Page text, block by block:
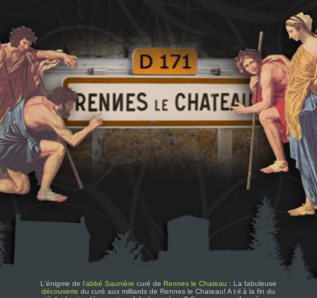
L'énigme de l'abbé Saunière curé de Rennes le Chateau : La fabuleuse
découverte du curé aux milliards de Rennes le Chateau! A t-il à la fin du